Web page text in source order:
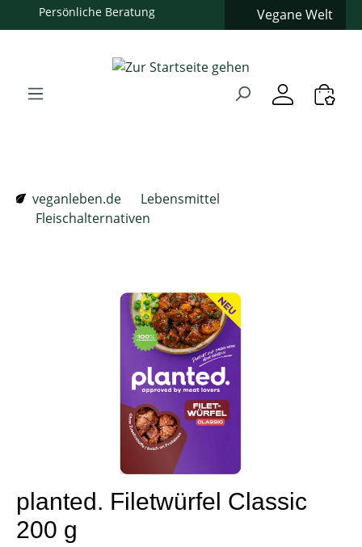
Zum Hauptinhalt springen
Zur Hauptnavigation springen
Vegane Welt
veganleben.de
Lebensmittel
Fleischalternativen
Bildergalerie überspringen
planted. Filetwürfel Classic
200 g